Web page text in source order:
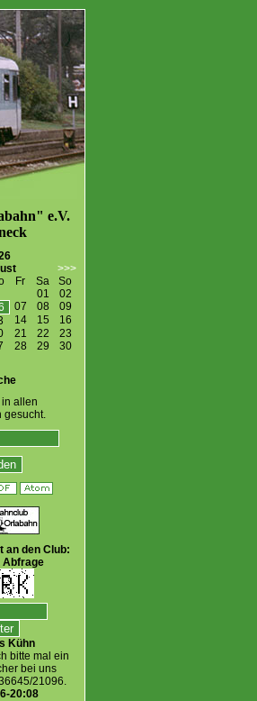
e.V.
>>>
Fr Sa
So
01
02
07 08
09
14 15
16
21 22
23
28 29
30
in allen
gesucht.
an den Club:
Abfrage
Kühn
bitte mal ein
bei uns
21096.
20:08